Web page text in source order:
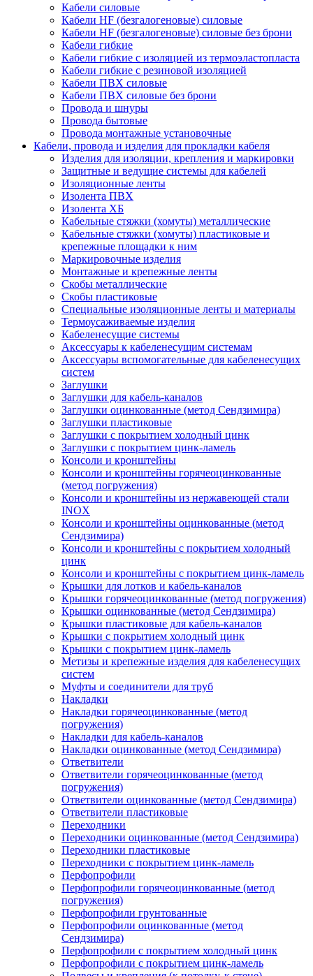
Кабели силовые
Кабели HF (безгалогеновые) силовые
Кабели HF (безгалогеновые) силовые без брони
Кабели гибкие
Кабели гибкие с изоляцией из термоэластопласта
Кабели гибкие с резиновой изоляцией
Кабели ПВХ силовые
Кабели ПВХ силовые без брони
Провода и шнуры
Провода бытовые
Провода монтажные установочные
Кабели, провода и изделия для прокладки кабеля
Изделия для изоляции, крепления и маркировки
Защитные и ведущие системы для кабелей
Изоляционные ленты
Изолента ПВХ
Изолента ХБ
Кабельные стяжки (хомуты) металлические
Кабельные стяжки (хомуты) пластиковые и
крепежные площадки к ним
Маркировочные изделия
Монтажные и крепежные ленты
Скобы металлические
Скобы пластиковые
Специальные изоляционные ленты и материалы
Термоусаживаемые изделия
Кабеленесущие системы
Аксессуары к кабеленесущим системам
Аксессуары вспомогательные для кабеленесущих
систем
Заглушки
Заглушки для кабель-каналов
Заглушки оцинкованные (метод Сендзимира)
Заглушки пластиковые
Заглушки с покрытием холодный цинк
Заглушки с покрытием цинк-ламель
Консоли и кронштейны
Консоли и кронштейны горячеоцинкованные
(метод погружения)
Консоли и кронштейны из нержавеющей стали
INOX
Консоли и кронштейны оцинкованные (метод
Сендзимира)
Консоли и кронштейны с покрытием холодный
цинк
Консоли и кронштейны с покрытием цинк-ламель
Крышки для лотков и кабель-каналов
Крышки горячеоцинкованные (метод погружения)
Крышки оцинкованные (метод Сендзимира)
Крышки пластиковые для кабель-каналов
Крышки с покрытием холодный цинк
Крышки с покрытием цинк-ламель
Метизы и крепежные изделия для кабеленесущих
систем
Муфты и соединители для труб
Накладки
Накладки горячеоцинкованные (метод
погружения)
Накладки для кабель-каналов
Накладки оцинкованные (метод Сендзимира)
Ответвители
Ответвители горячеоцинкованные (метод
погружения)
Ответвители оцинкованные (метод Сендзимира)
Ответвители пластиковые
Переходники
Переходники оцинкованные (метод Сендзимира)
Переходники пластиковые
Переходники с покрытием цинк-ламель
Перфопрофили
Перфопрофили горячеоцинкованные (метод
погружения)
Перфопрофили грунтованные
Перфопрофили оцинкованные (метод
Сендзимира)
Перфопрофили с покрытием холодный цинк
Перфопрофили с покрытием цинк-ламель